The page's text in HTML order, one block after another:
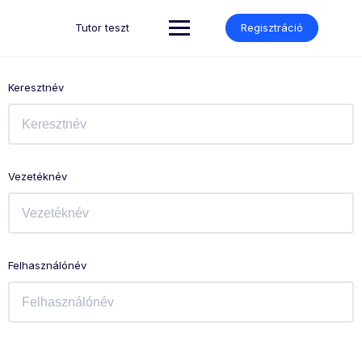
Tutor teszt Regisztráció
Keresztnév
Vezetéknév
Felhasználónév